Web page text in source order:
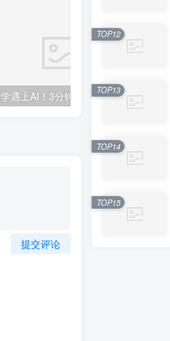
国学遇上AI！3分钟让国学视频破10万播放
提交评论
TOP12
TOP13
TOP14
TOP15